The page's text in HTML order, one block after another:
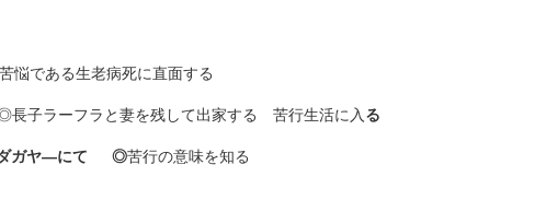
悩である生老病死に直面する
長子ラーフラと妻を残して出家する 苦行生活に入 る
ガヤ―にて ◎苦行の意味を知る